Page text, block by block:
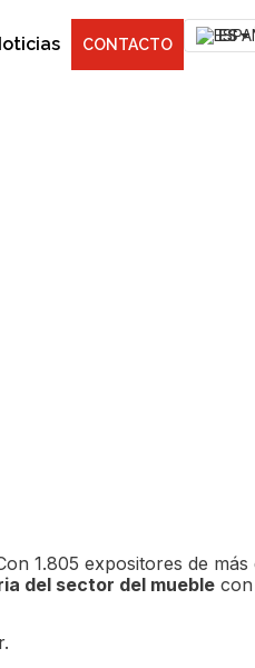
CONTACTO ES
1.805 expositores de más
del sector del mueble